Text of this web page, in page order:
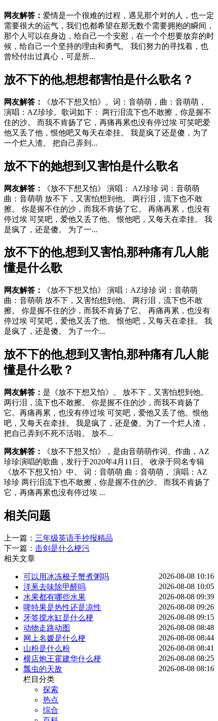
网友解答： 爱情是一个很难的过程，遇见那个对的人，也一定
需要很大的运气，我们也都希望在那无数个需要拥抱的瞬间，
那个人可以在身边，给自己一个安慰，在一个个想要放弃的时
候，给自己一个坚持的理由和勇气。 我们努力的寻找着，也
曾经付出过真心，可是所...
放不下的他,想想都害怕是什么歌名？
网友解答：
《放不下想又怕》。词：音萌萌，曲：音萌萌，
演唱：AZ珍珍。歌词如下： 两行泪流下也不敢擦，你是握不
住的沙。 而我不肯扬了它，再痛再累也没有停过埃 可笑吧爱
他又丢了他，恨他吧又每天在牵挂。 我是疯了还是傻，为了
一个烂人渣。 把自己弄到...
放不下的她想到又害怕是什么歌名
网友解答：
《放不下想又怕》 演唱： AZ珍珍 词：音萌萌
曲：音萌萌 放不下，又害怕想到他。 两行泪，流下也不敢
擦。 你是握不住的沙，而我不肯扬了它。 再痛再累，也没有
停过埃 可笑吧，爱他又丢了他。 恨他吧，又每天在牵挂。 我
是疯了，还是傻。 为了一...
放不下的他,想到又害怕,那种痛有几人能
懂是什么歌
网友解答：
《放不下想又怕》 演唱：AZ珍珍 词：音萌萌
曲：音萌萌 放不下，又害怕想到他。 两行泪，流下也不敢
擦。 你是握不住的沙，而我不肯扬了它。 再痛再累，也没有
停过埃 可笑吧，爱他又丢了他。 恨他吧，又每天在牵挂。 我
是疯了，还是傻。 为了一个...
放不下的他,想到又害怕,那种痛有几人能
懂是什么歌？
网友解答： 是《放不下想又怕》。 放不下，又害怕想到他。
两行泪，流下也不敢擦。 你是握不住的沙，而我不肯扬了
它。再痛再累，也没有停过埃 可笑吧，爱他又丢了他。恨他
吧，又每天在牵挂。 我是疯了，还是傻。为了一个烂人渣，
把自己弄到不死不活啦。 放不...
网友解答：
《放不下想又怕》，是由音萌萌作词、作曲，AZ
珍珍演唱的歌曲，发行于2020年4月11日。 收录于同名专辑
《放不下想又怕》中。 词：音萌萌 曲：音萌萌， 演唱：AZ
珍珍 两行泪流下也不敢擦，你是握不住的沙。 而我不肯扬了
它，再痛再累也没有停过埃 ...
相关问题
上一篇： 三年级英语手抄报精品
下一篇： 击剑是什么梗污
相关文章
可以用冰冻梭子蟹煮粥吗
2026-08-08 10:16
洋葱去味除甲醛吗
2026-08-08 10:05
水果都有哪些水果
2026-08-08 09:39
啤特果是热性还是凉性
2026-08-08 09:26
牙签搅水缸是什么梗
2026-08-08 09:15
动物走路动图
2026-08-08 08:48
网上名媛是什么梗
2026-08-08 08:44
山粉是什么粉
2026-08-08 08:41
横店炮王霍建华什么梗
2026-08-08 08:25
瓢虫的天敌
2026-08-08 08:16
栏目分类
探索
热点
综合